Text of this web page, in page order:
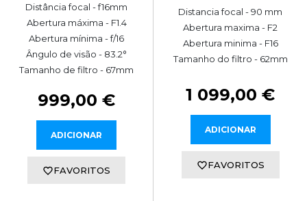
Distância focal - f16mm
Abertura máxima - F1.4
Abertura mínima - f/16
Ângulo de visão - 83.2°
Tamanho de filtro - 67mm
999,00 €
ADICIONAR
FAVORITOS
Distancia focal - 90 mm
Abertura maxima - F2
Abertura minima - F16
Tamanho do filtro - 62mm
1 099,00 €
ADICIONAR
FAVORITOS